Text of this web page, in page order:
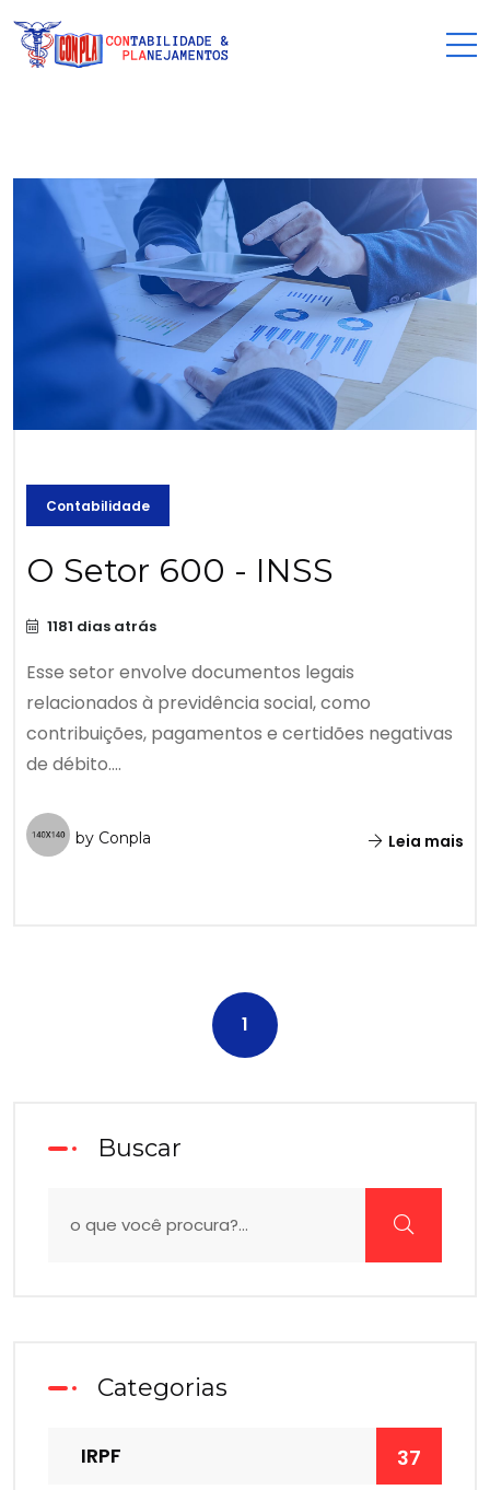
Contabilidade
O Setor 600 - INSS
1181 dias atrás
Esse setor envolve documentos legais
relacionados à previdência social, como
contribuições, pagamentos e certidões negativas
de débito....
by Conpla Leia mais
1
Buscar
Categorias
IRPF 37